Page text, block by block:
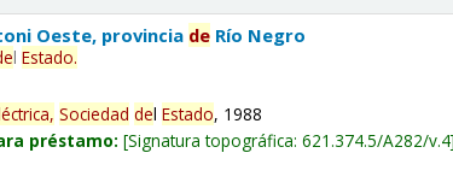
Oeste, provincia de Río Negro
lEstado.
Sociedad delEstado, 1988
préstamo: Signatura topográfica:621.374.5/A282/v.4